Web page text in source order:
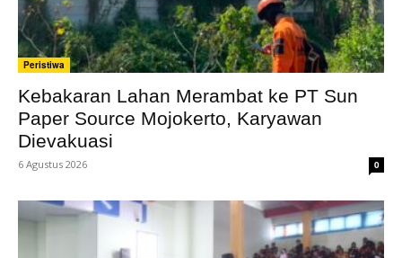
Peristiwa
Kebakaran Lahan Merambat ke PT Sun
Paper Source Mojokerto, Karyawan
Dievakuasi
6 Agustus 2026 0